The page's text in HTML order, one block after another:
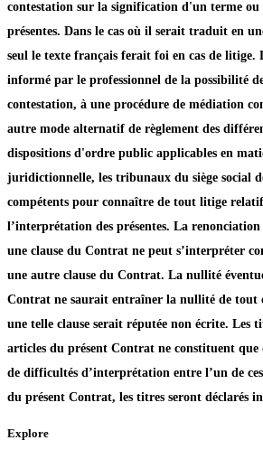
contestation sur la signification d'un terme ou
présentes. Dans le cas où il serait traduit en
seul le texte français ferait foi en cas de litige.
informé par le professionnel de la possibilité
contestation, à une procédure de médiation
autre mode alternatif de règlement des
dispositions d'ordre public applicables en
juridictionnelle, les tribunaux du siège social
compétents pour connaître de tout litige
l’interprétation des présentes. La
une clause du Contrat ne peut s’interpréter
une autre clause du Contrat. La nullité
Contrat ne saurait entraîner la nullité de
une telle clause serait réputée non écrite. Les
articles du présent Contrat ne constituent que
de difficultés d’interprétation entre l’un de
du présent Contrat, les titres seront déclarés
Explore